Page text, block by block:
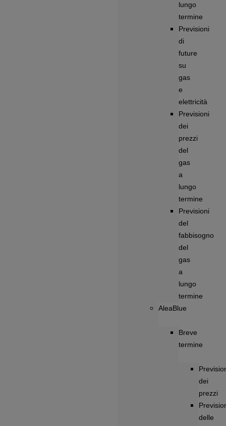
lungo
termine
Previsioni
di
future
su
gas
e
elettricità
Previsioni
dei
prezzi
del
gas
a
lungo
termine
Previsioni
del
fabbisogno
del
gas
a
lungo
termine
AleaBlue
Breve
termine
dei
prezzi
delle